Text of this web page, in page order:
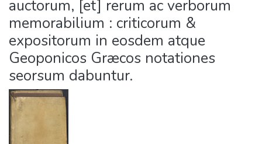
auctorum, [et] rerum ac verborum
memorabilium : criticorum &
expositorum in eosdem atque
Geoponicos Græcos notationes
seorsum dabuntur.